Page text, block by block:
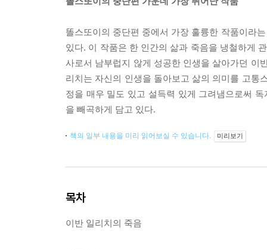
똘스또이의 중단편 중에서 가장 훌륭한 작품이라
있다. 이 작품은 한 인간의 삶과 죽음을 냉철하게
사로서 남부럽지 않게 성공한 인생을 살아가던 이
리치는 자신의 인생을 돌아보고 삶의 의미를 고통
정을 매우 밀도 있고 설득력 있게 그려냄으로써
을 빼곡하게 담고 있다.
책의 일부 내용을 미리 읽어보실 수 있습니다. 미리보기
목차
이반 일리치의 죽음